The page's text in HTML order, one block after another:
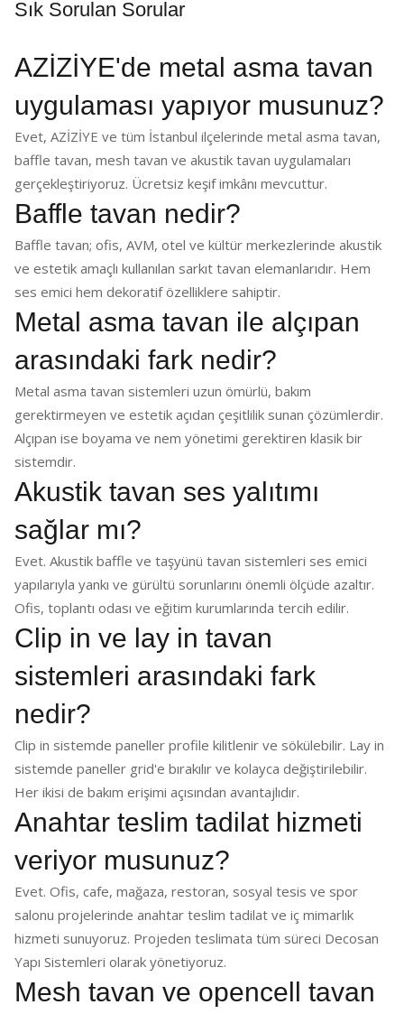
Sık Sorulan Sorular
AZİZİYE'de metal asma tavan
uygulaması yapıyor musunuz?
Evet, AZİZİYE ve tüm İstanbul ilçelerinde metal asma tavan,
baffle tavan, mesh tavan ve akustik tavan uygulamaları
gerçekleştiriyoruz. Ücretsiz keşif imkânı mevcuttur.
Baffle tavan nedir?
Baffle tavan; ofis, AVM, otel ve kültür merkezlerinde akustik
ve estetik amaçlı kullanılan sarkıt tavan elemanlarıdır. Hem
ses emici hem dekoratif özelliklere sahiptir.
Metal asma tavan ile alçıpan
arasındaki fark nedir?
Metal asma tavan sistemleri uzun ömürlü, bakım
gerektirmeyen ve estetik açıdan çeşitlilik sunan çözümlerdir.
Alçıpan ise boyama ve nem yönetimi gerektiren klasik bir
sistemdir.
Akustik tavan ses yalıtımı
sağlar mı?
Evet. Akustik baffle ve taşyünü tavan sistemleri ses emici
yapılarıyla yankı ve gürültü sorunlarını önemli ölçüde azaltır.
Ofis, toplantı odası ve eğitim kurumlarında tercih edilir.
Clip in ve lay in tavan
sistemleri arasındaki fark
nedir?
Clip in sistemde paneller profile kilitlenir ve sökülebilir. Lay in
sistemde paneller grid'e bırakılır ve kolayca değiştirilebilir.
Her ikisi de bakım erişimi açısından avantajlıdır.
Anahtar teslim tadilat hizmeti
veriyor musunuz?
Evet. Ofis, cafe, mağaza, restoran, sosyal tesis ve spor
salonu projelerinde anahtar teslim tadilat ve iç mimarlık
hizmeti sunuyoruz. Projeden teslimata tüm süreci Decosan
Yapı Sistemleri olarak yönetiyoruz.
Mesh tavan ve opencell tavan